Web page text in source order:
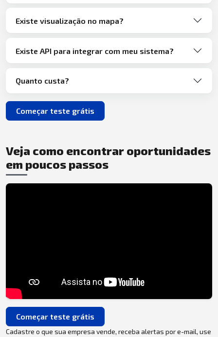
Existe visualização no mapa?
Existe API para integrar com meu sistema?
Quanto custa?
Começar teste grátis
Veja como encontrar oportunidades
em poucos passos
Começar teste grátis
Cadastre o que sua empresa vende, receba alertas por e-mail, use